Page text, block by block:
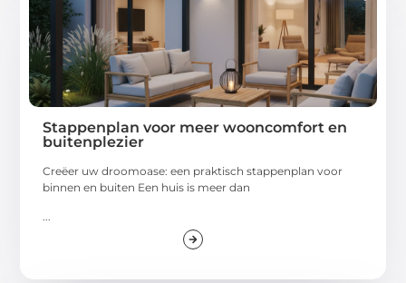
Stappenplan voor meer wooncomfort en
buitenplezier
Creëer uw droomoase: een praktisch stappenplan voor
binnen en buiten Een huis is meer dan
...